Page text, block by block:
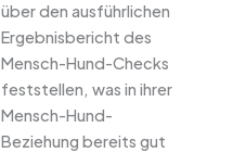
über den ausführlichen
Ergebnisbericht des
Mensch-Hund-Checks
feststellen, was in ihrer
Mensch-Hund-
Beziehung bereits gut